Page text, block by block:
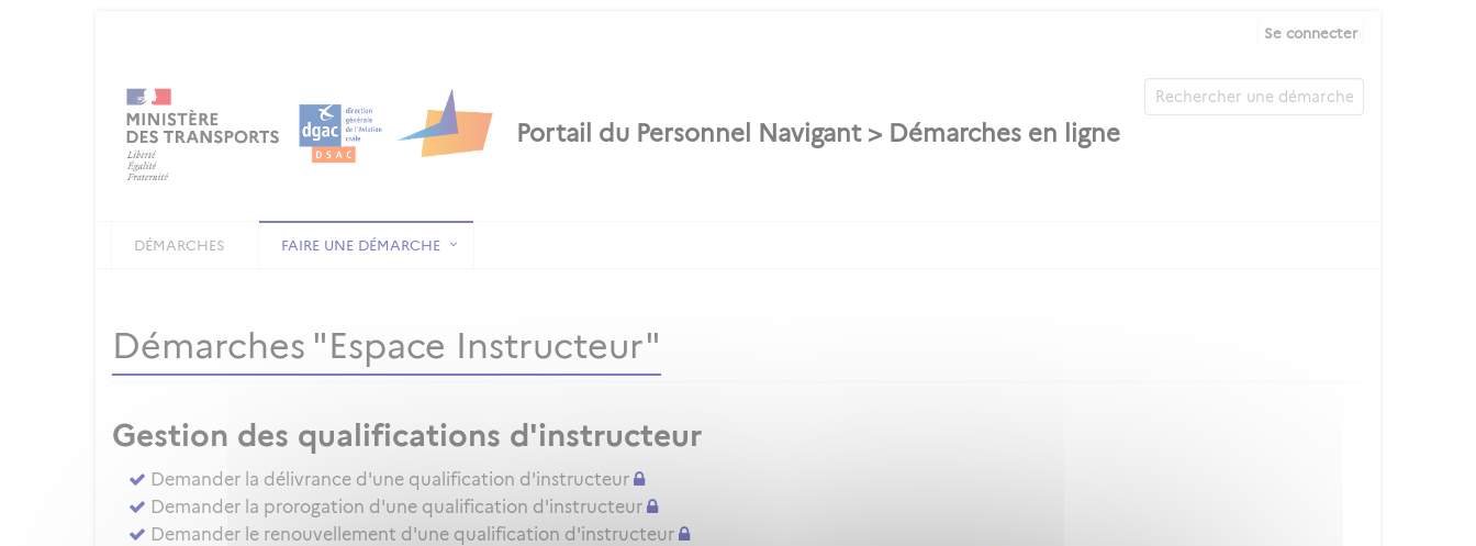
Se connecter
DÉMARCHES FAIRE UNE DÉMARCHE
Démarches "Espace Instructeur"
Gestion des qualifications d'instructeur
Demander la délivrance d'une qualification d'instructeur
Demander la prorogation d'une qualification d'instructeur
Demander le renouvellement d'une qualification d'instructeur